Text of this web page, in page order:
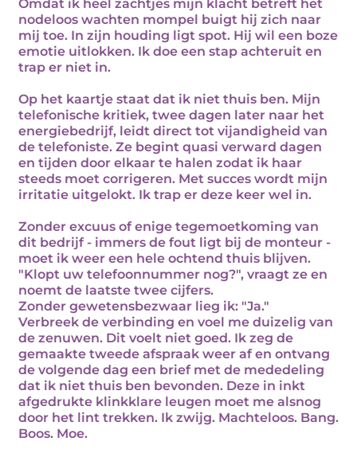
Omdat ik heel zachtjes mijn klacht betreft het
nodeloos wachten mompel buigt hij zich naar
mij toe. In zijn houding ligt spot. Hij wil een boze
emotie uitlokken. Ik doe een stap achteruit en
trap er niet in.
Op het kaartje staat dat ik niet thuis ben. Mijn
telefonische kritiek, twee dagen later naar het
energiebedrijf, leidt direct tot vijandigheid van
de telefoniste. Ze begint quasi verward dagen
en tijden door elkaar te halen zodat ik haar
steeds moet corrigeren. Met succes wordt mijn
irritatie uitgelokt. Ik trap er deze keer wel in.
Zonder excuus of enige tegemoetkoming van
dit bedrijf - immers de fout ligt bij de monteur -
moet ik weer een hele ochtend thuis blijven.
"Klopt uw telefoonnummer nog?", vraagt ze en
noemt de laatste twee cijfers.
Zonder gewetensbezwaar lieg ik: "Ja."
Verbreek de verbinding en voel me duizelig van
de zenuwen. Dit voelt niet goed. Ik zeg de
gemaakte tweede afspraak weer af en ontvang
de volgende dag een brief met de mededeling
dat ik niet thuis ben bevonden. Deze in inkt
afgedrukte klinkklare leugen moet me alsnog
door het lint trekken. Ik zwijg. Machteloos. Bang.
Boos. Moe.